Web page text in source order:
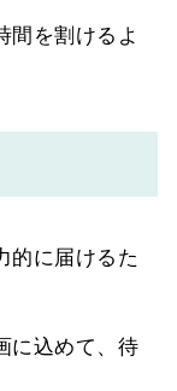
間を割けるよ
的に届けるた
に込めて、待